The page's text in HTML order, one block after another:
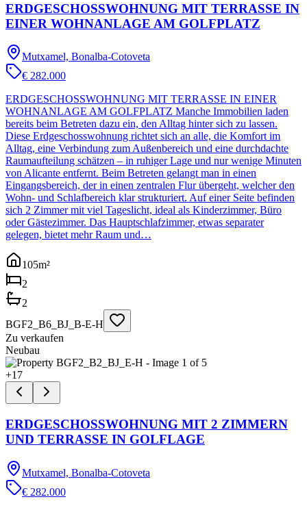
ERDGESCHOSSWOHNUNG MIT TERRASSE IN
EINER WOHNANLAGE AM GOLFPLATZ
Mutxamel, Bonalba-Cotoveta
€ 282.000
ERDGESCHOSSWOHNUNG MIT TERRASSE IN EINER
WOHNANLAGE AM GOLFPLATZ Manche Immobilien laden
bereits beim Betreten dazu ein, den Alltag hinter sich zu lassen.
Diese Erdgeschosswohnung richtet sich an alle, die Komfort im
Alltag, eine Verbindung zum Außenbereich und eine durchdachte
Raumaufteilung schätzen – in ruhiger Lage und nur wenige Minuten
von Alicante entfernt. Beim Betreten gelangt man in einen
Eingangsbereich, der in einen zentralen Flur übergeht, welcher den
Wohn- und Schlafbereich klar strukturiert. Auf einer Seite befinden
sich 2 Zimmer mit viel Tageslicht, ideal als Kinderzimmer, Büro
oder Gästezimmer. Das Hauptschlafzimmer, etwas separater
gelegen, bietet mehr Raum und…
105m²
2
2
BGF2_B6_BJ_B-E-H
Zu verkaufen
Neubau
+17
ERDGESCHOSSWOHNUNG MIT 2 ZIMMERN
UND TERRASSE IN GOLFLAGE
Mutxamel, Bonalba-Cotoveta
€ 282.000